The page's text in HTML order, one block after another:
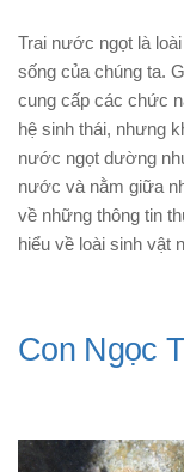
Trai nước ngọt là
sống của chúng ta.
cung cấp các chức
hệ sinh thái, nhưng
nước ngọt dường
nước và nằm giữa
về những thông tin
hiểu về loài sinh vật
Con Ngọc